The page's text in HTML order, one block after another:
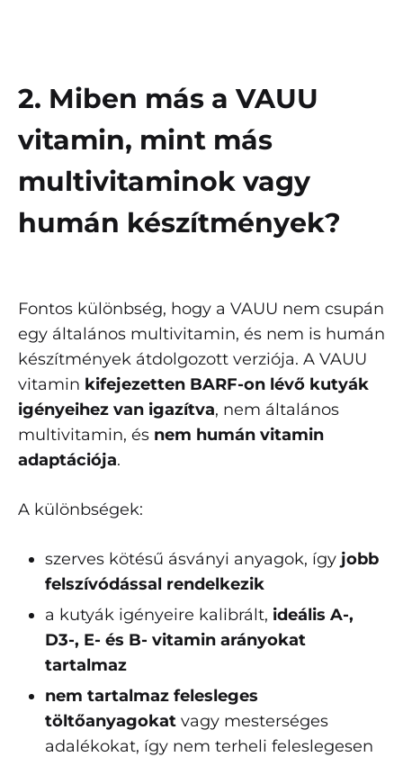
2. Miben más a VAUU
vitamin, mint más
multivitaminok vagy
humán készítmények?
Fontos különbség, hogy a VAUU nem csupán
egy általános multivitamin, és nem is humán
készítmények átdolgozott verziója. A VAUU
vitamin kifejezetten BARF-on lévő kutyák
igényeihez van igazítva, nem általános
multivitamin, és nem humán vitamin
adaptációja.
A különbségek:
szerves kötésű ásványi anyagok, így jobb
felszívódással rendelkezik
a kutyák igényeire kalibrált, ideális A-,
D3-, E- és B- vitamin arányokat
tartalmaz
nem tartalmaz felesleges
töltőanyagokat vagy mesterséges
adalékokat, így nem terheli feleslegesen